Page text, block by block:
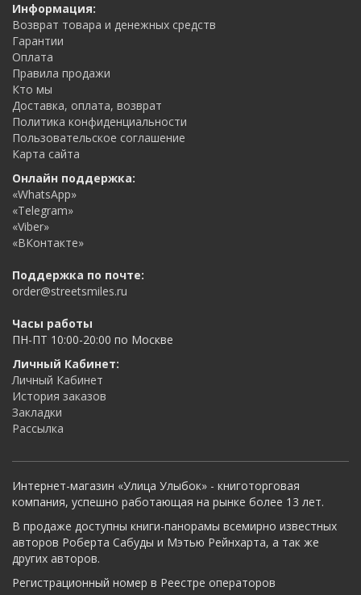
Информация:
Возврат товара и денежных средств
Гарантии
Оплата
Правила продажи
Кто мы
Доставка, оплата, возврат
Политика конфиденциальности
Пользовательское соглашение
Карта сайта
Онлайн поддержка:
«WhatsApp»
«Telegram»
«Viber»
«ВКонтакте»
Поддержка по почте:
order@streetsmiles.ru
Часы работы
ПН-ПТ 10:00-20:00 по Москве
Личный Кабинет:
Личный Кабинет
История заказов
Закладки
Рассылка
Интернет-магазин «Улица Улыбок» - книготорговая
компания, успешно работающая на рынке более 13 лет.
В продаже доступны книги-панорамы всемирно известных
авторов Роберта Сабуды и Мэтью Рейнхарта, а так же
других авторов.
Регистрационный номер в Реестре операторов